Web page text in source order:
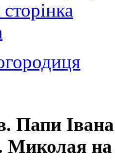
Папи
Миколая на